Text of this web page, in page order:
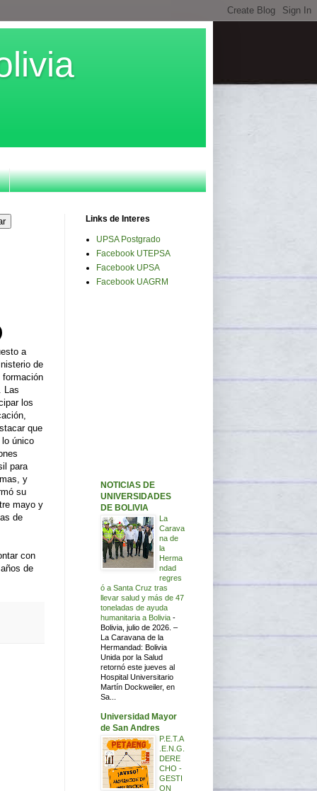
a
de
formación
Las
los
que
único
para
y
su
mayo y
de
con
de
Links de Interes
UPSA Postgrado
Facebook UTEPSA
Facebook UPSA
Facebook UAGRM
NOTICIAS DE
UNIVERSIDADES
DE BOLIVIA
La
Carava
na de
la
Herma
ndad
regres
ó a Santa Cruz tras
llevar salud y más de 47
toneladas de ayuda
humanitaria a Bolivia -
Bolivia, julio de 2026. –
La Caravana de la
Hermandad: Bolivia
Unida por la Salud
retornó este jueves al
Hospital Universitario
Martín Dockweiler, en
Sa...
Universidad Mayor
de San Andres
P.E.T.A
.E.N.G.
DERE
CHO -
GESTI
ON